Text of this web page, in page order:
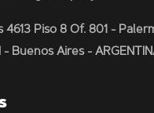
4613 Piso 8 Of. 801 -
- Buenos Aires -